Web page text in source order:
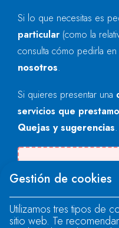
Si lo que necesitas es
particular (como la
consulta cómo pedirla
nosotros.
Si quieres presentar una
servicios que
Quejas y sugerencias.
"text".
Gestión de cookies
Utilizamos tres tipos de
sitio web. Te